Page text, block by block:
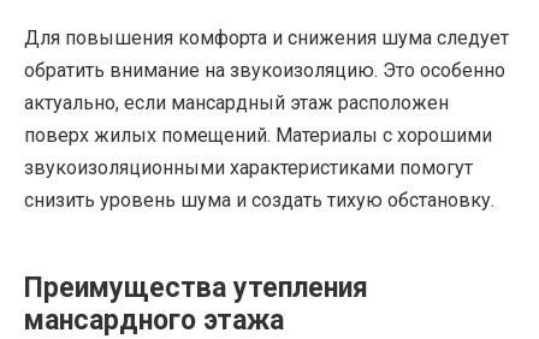
Для повышения комфорта и снижения шума следует
обратить внимание на звукоизоляцию. Это особенно
актуально, если мансардный этаж расположен
поверх жилых помещений. Материалы с хорошими
звукоизоляционными характеристиками помогут
снизить уровень шума и создать тихую обстановку.
Преимущества утепления
мансардного этажа